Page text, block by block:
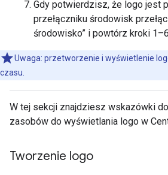
Gdy potwierdzisz, że logo jest
przełączniku środowisk
środowisko” i powtórz kroki
Uwaga: przetworzenie i wyświetlenie
czasu.
W tej sekcji znajdziesz wskazówki
zasobów do wyświetlania logo w
Tworzenie logo